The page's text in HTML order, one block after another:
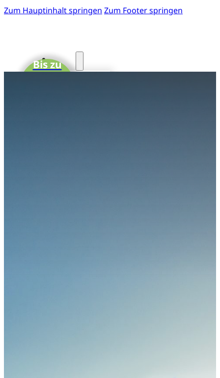
Zum Hauptinhalt springen Zum Footer springen
Start
Bis zu
15 CME-